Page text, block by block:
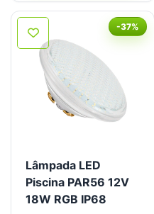
-37%
Lâmpada LED
Piscina PAR56 12V
18W RGB IP68